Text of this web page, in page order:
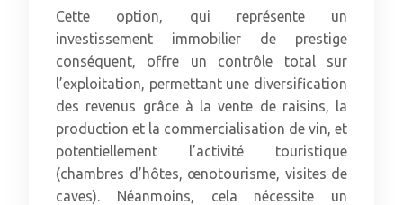
Cette option, qui représente un
investissement immobilier de prestige
conséquent, offre un contrôle total sur
l’exploitation, permettant une diversification
des revenus grâce à la vente de raisins, la
production et la commercialisation de vin, et
potentiellement l’activité touristique
(chambres d’hôtes, œnotourisme, visites de
caves). Néanmoins, cela nécessite un